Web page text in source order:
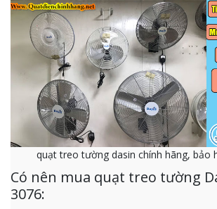
quạt treo tường dasin chính hãng, bảo
Có nên mua quạt treo tường
3076: